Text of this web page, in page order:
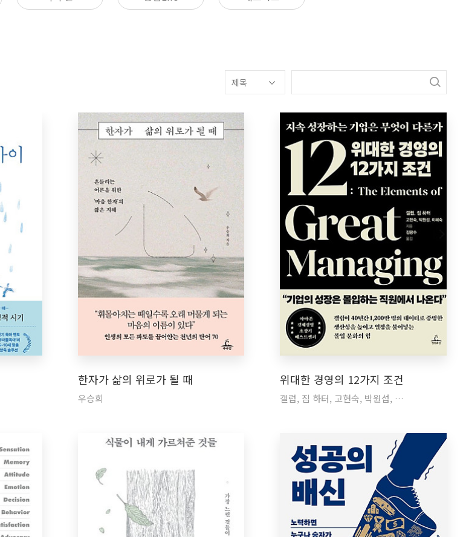
한자가 삶의 위로가 될 때
우승희
위대한 경영의 12가지 조건
갤럽, 짐 하터, 고현숙, 박원섭, …